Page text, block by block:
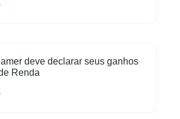
deve declarar seus ganhos
Renda